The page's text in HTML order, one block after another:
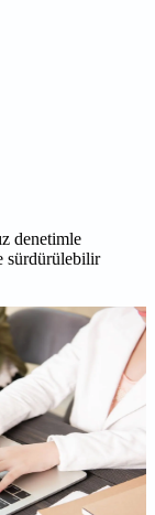
denetimle
sürdürülebilir